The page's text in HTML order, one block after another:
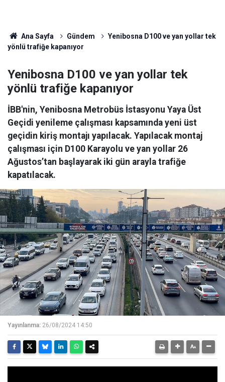
Ana Sayfa Gündem
Yenibosna D100 ve yan yollar tek
yönlü trafiğe kapanıyor
Yenibosna D100 ve yan yollar tek
yönlü trafiğe kapanıyor
İBB'nin, Yenibosna Metrobüs İstasyonu Yaya Üst
Geçidi yenileme çalışması kapsamında yeni üst
geçidin kiriş montajı yapılacak. Yapılacak montaj
çalışması için D100 Karayolu ve yan yollar 26
Ağustos’tan başlayarak iki gün arayla trafiğe
kapatılacak.
Yayınlanma: 26/08/2024 14:50